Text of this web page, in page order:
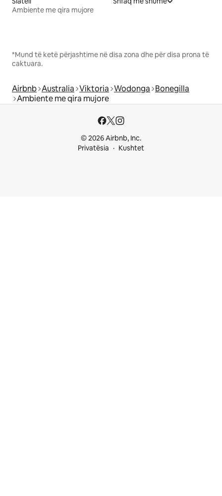
Ambiente me qira mujore
*Mund të ketë përjashtime në disa zona dhe për disa prona të
caktuara.
Airbnb Australia Viktoria Wodonga Bonegilla
Ambiente me qira mujore
© 2026 Airbnb, Inc.
Privatësia
Kushtet